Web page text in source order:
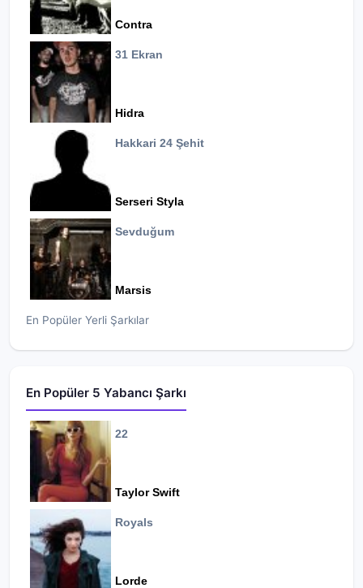
Contra
31 Ekran
Hidra
Hakkari 24 Şehit
Serseri Styla
Sevduğum
Marsis
En Popüler Yerli Şarkılar
En Popüler 5 Yabancı Şarkı
22
Taylor Swift
Royals
Lorde